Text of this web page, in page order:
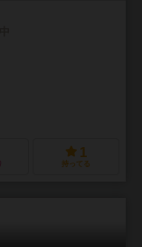
1
持ってる